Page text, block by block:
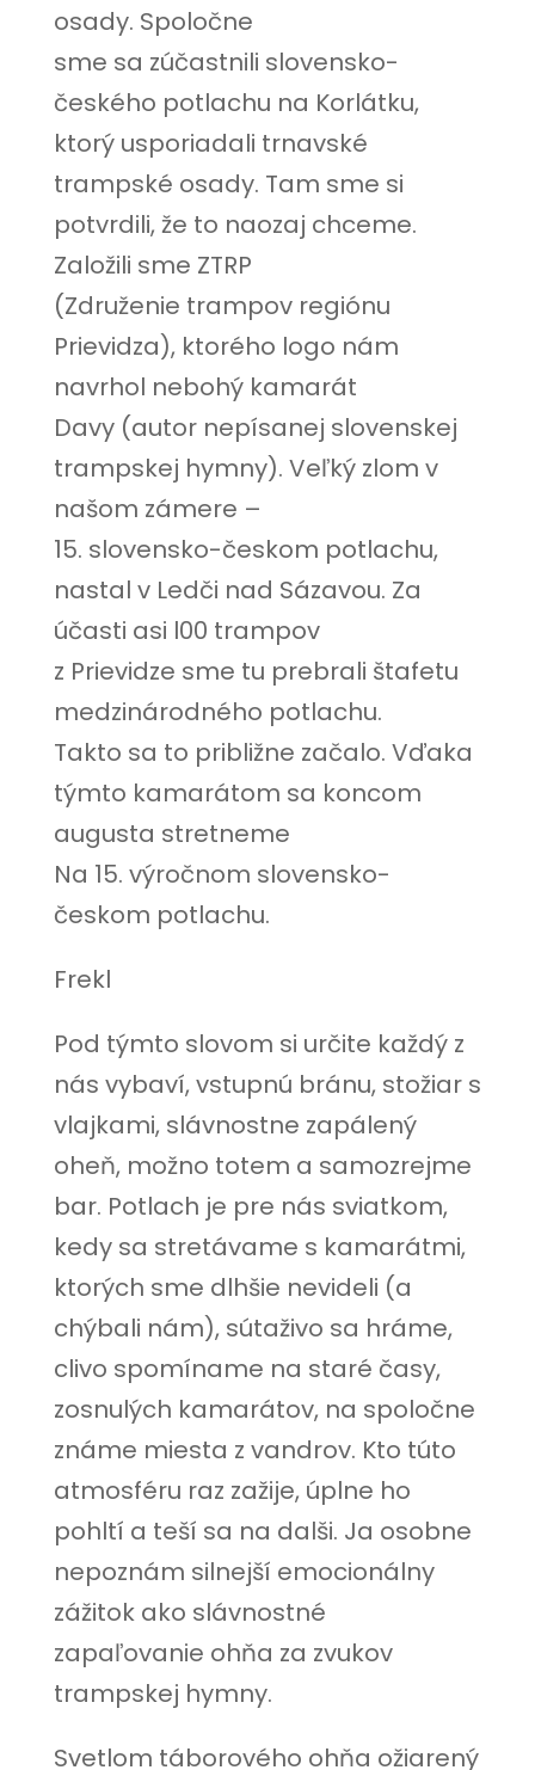
osady. Spoločne
sme sa zúčastnili slovensko-
českého potlachu na Korlátku,
ktorý usporiadali trnavské
trampské osady. Tam sme si
potvrdili, že to naozaj chceme.
Založili sme ZTRP
(Združenie trampov regiónu
Prievidza), ktorého logo nám
navrhol nebohý kamarát
Davy (autor nepísanej slovenskej
trampskej hymny). Veľký zlom v
našom zámere –
15. slovensko-českom potlachu,
nastal v Ledči nad Sázavou. Za
účasti asi l00 trampov
z Prievidze sme tu prebrali štafetu
medzinárodného potlachu.
Takto sa to približne začalo. Vďaka
týmto kamarátom sa koncom
augusta stretneme
Na 15. výročnom slovensko-
českom potlachu.
Frekl
Pod týmto slovom si určite každý z
nás vybaví, vstupnú bránu, stožiar s
vlajkami, slávnostne zapálený
oheň, možno totem a samozrejme
bar. Potlach je pre nás sviatkom,
kedy sa stretávame s kamarátmi,
ktorých sme dlhšie nevideli (a
chýbali nám), sútaživo sa hráme,
clivo spomíname na staré časy,
zosnulých kamarátov, na spoločne
známe miesta z vandrov. Kto túto
atmosféru raz zažije, úplne ho
pohltí a teší sa na dalši. Ja osobne
nepoznám silnejší emocionálny
zážitok ako slávnostné
zapaľovanie ohňa za zvukov
trampskej hymny.
Svetlom táborového ohňa ožiarený